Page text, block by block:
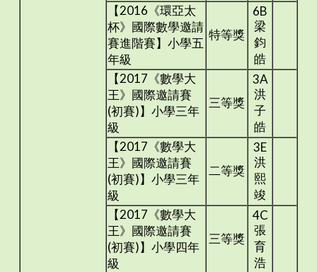
【2016《環亞太
杯》國際數學邀請
賽進階賽】小學五
年級
特等獎
6B
梁
鈞
皓
【2017《數學大
王》國際邀請賽
(初賽)】小學三年
級
三等獎
3A
洪
子
皓
【2017《數學大
王》國際邀請賽
(初賽)】小學三年
級
二等獎
3E
洪
熙
竣
【2017《數學大
王》國際邀請賽
(初賽)】小學四年
級
三等獎
4C
張
育
浩